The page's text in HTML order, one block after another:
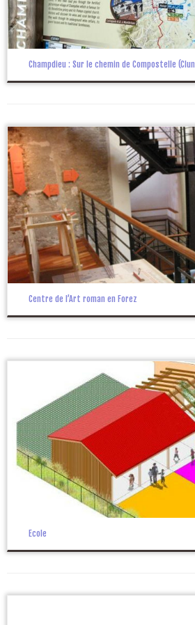
Champdieu : Sur le chemin de Compostelle
Centre de l’Art roman en Forez
Ecole